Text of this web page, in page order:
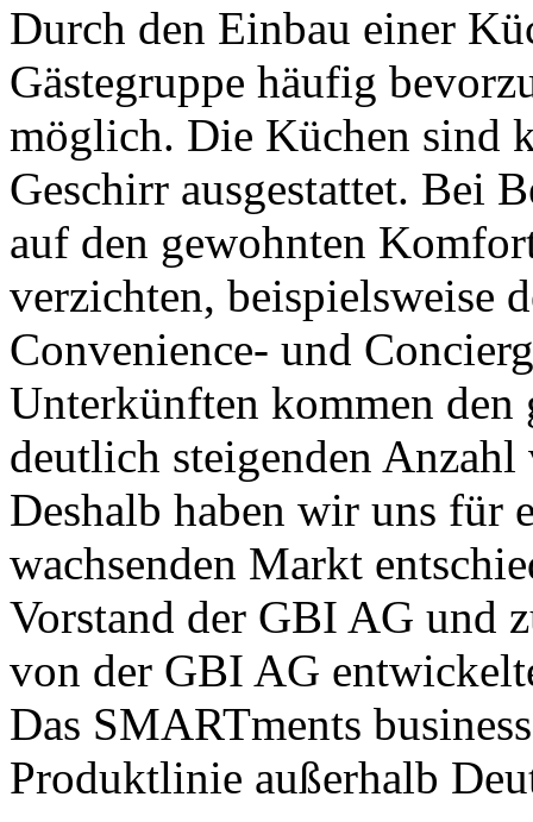
Durch den Einbau einer
Gästegruppe häufig
möglich. Die Küchen sind
Geschirr ausgestattet. Bei
auf den gewohnten
verzichten, beispielsweise
Convenience- und
Unterkünften kommen den
deutlich steigenden Anzahl
Deshalb haben wir uns für
wachsenden Markt
Vorstand der GBI AG und
von der GBI AG
Das SMARTments
Produktlinie außerhalb